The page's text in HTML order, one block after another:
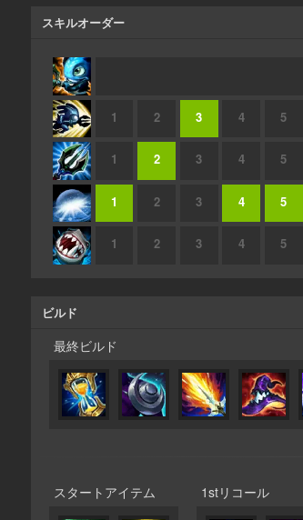
スキルオーダー
1 2 3 4 5
1 2 3 4 5
1 2 3 4 5
1 2 3 4 5
ビルド
最終ビルド
スタートアイテム 1stリコール